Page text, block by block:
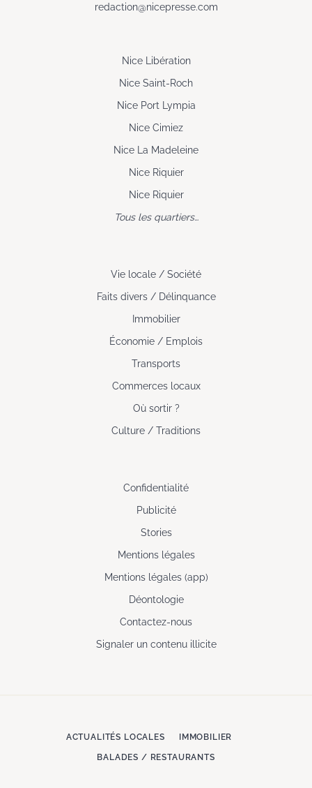
redaction@nicepresse.com
Nice Libération
Nice Saint-Roch
Nice Port Lympia
Nice Cimiez
Nice La Madeleine
Nice Riquier
Nice Riquier
Tous les quartiers…
Vie locale / Société
Faits divers / Délinquance
Immobilier
Économie / Emplois
Transports
Commerces locaux
Où sortir ?
Culture / Traditions
Confidentialité
Publicité
Stories
Mentions légales
Mentions légales (app)
Déontologie
Contactez-nous
Signaler un contenu illicite
ACTUALITÉS LOCALES IMMOBILIER
BALADES / RESTAURANTS